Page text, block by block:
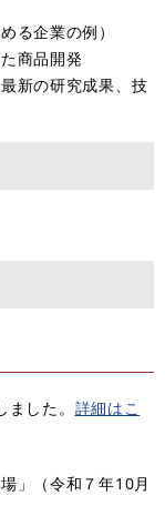
る企業の例）
商品開発
新の研究成果、技
した。 詳細はこ
」（令和７年10月